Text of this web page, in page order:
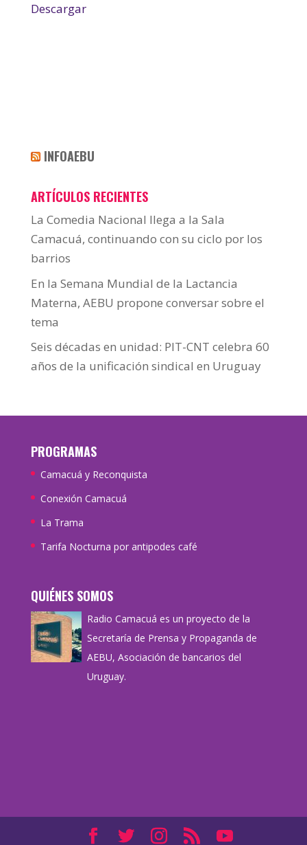
Descargar
INFOAEBU
ARTÍCULOS RECIENTES
La Comedia Nacional llega a la Sala
Camacuá, continuando con su ciclo por los
barrios
En la Semana Mundial de la Lactancia
Materna, AEBU propone conversar sobre el
tema
Seis décadas en unidad: PIT-CNT celebra 60
años de la unificación sindical en Uruguay
PROGRAMAS
Camacuá y Reconquista
Conexión Camacuá
La Trama
Tarifa Nocturna por antipodes café
QUIÉNES SOMOS
Radio Camacuá es un proyecto de la
Secretaría de Prensa y Propaganda de
AEBU, Asociación de bancarios del
Uruguay.